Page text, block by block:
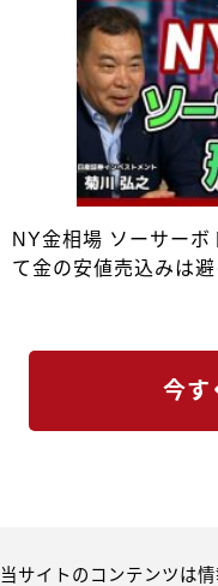
NY金相場 ソーサー
て金の安値売込みは
今す
当サイトのコンテンツは